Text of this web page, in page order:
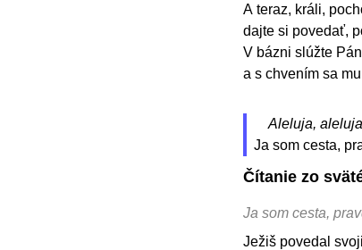
A teraz, králi,
dajte si povedať,
V bázni slúžte
a s chvením sa
Aleluja,
Ja som cesta,
Čítanie zo
Ja som cesta,
Ježiš povedal